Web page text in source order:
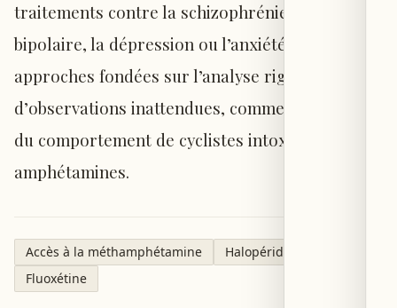
traitements contre la schizophrénie, le trouble
bipolaire, la dépression ou l’anxiété —
approches fondées sur l’analyse rigoureuse
d’observations inattendues, comme celles tirées
du comportement de cyclistes intoxiqués aux
amphétamines.
Accès à la méthamphétamine
Halopéridol
Fluoxétine